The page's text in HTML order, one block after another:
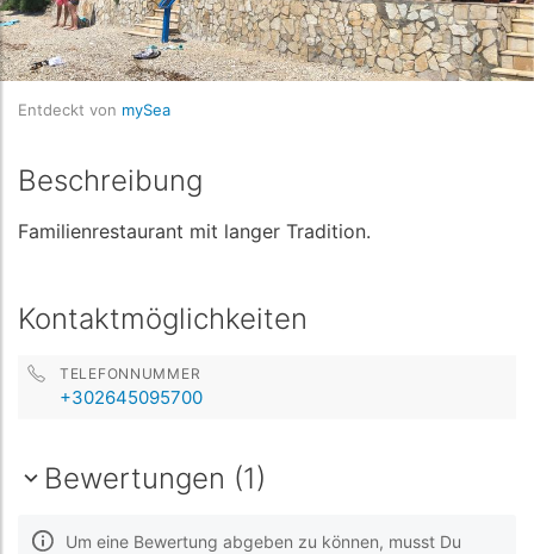
Entdeckt von mySea
Beschreibung
Familienrestaurant mit langer Tradition.
Kontaktmöglichkeiten
TELEFONNUMMER
+302645095700
Bewertungen (1)
Um eine Bewertung abgeben zu können, musst Du